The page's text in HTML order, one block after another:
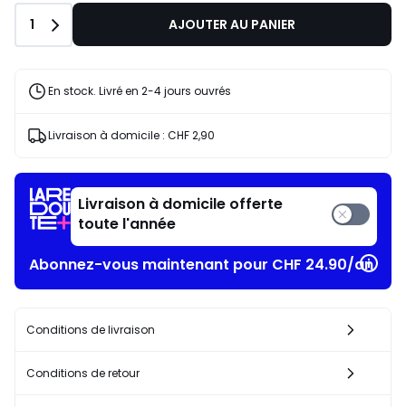
Quantité
1 AJOUTER AU PANIER
En stock. Livré en 2-4 jours ouvrés
Livraison à domicile : CHF 2,90
Livraison à domicile offerte
toute l'année
Abonnez-vous maintenant pour CHF 24.90/an​
Conditions de livraison
Conditions de retour